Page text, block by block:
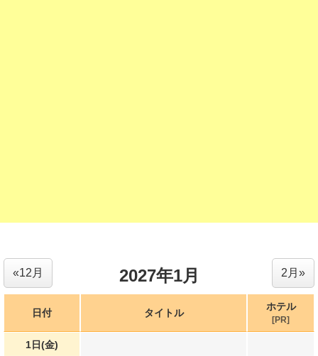
2027年1月 2月»
«12月
日付 タイトル
ホテル
[PR]
1日(金)